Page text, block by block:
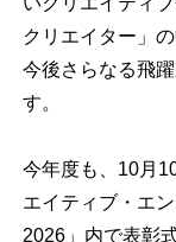
クリエイター」
今後さらなる飛
す。
今年度も、10月
エイティブ・エ
2026」内で表彰